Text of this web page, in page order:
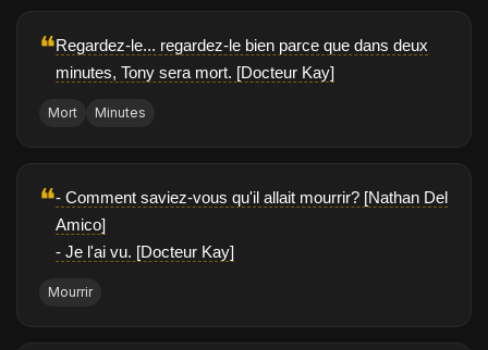
❝Regardez-le... regardez-le bien parce que dans deux
minutes, Tony sera mort. [Docteur Kay]
Mort Minutes
❝- Comment saviez-vous qu'il allait mourrir? [Nathan Del
Amico]
- Je l'ai vu. [Docteur Kay]
Mourrir